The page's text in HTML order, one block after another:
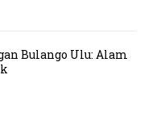
Bulango Ulu: Alam